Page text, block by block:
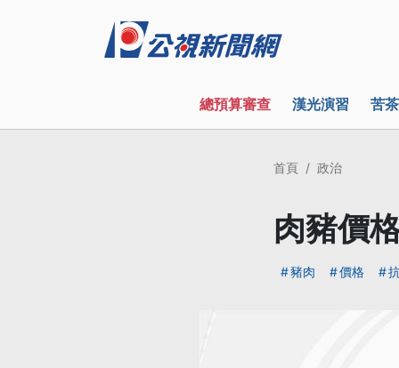
總預算審查 漢光演習 苦
首頁 政治
肉豬價
豬肉 價格